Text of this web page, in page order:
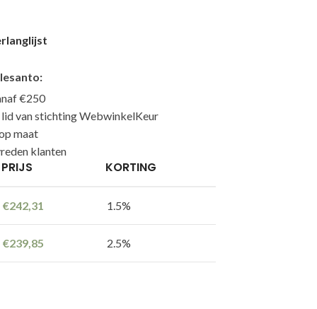
€250
van stichting WebwinkelKeur
maat
klanten
PRIJS KORTING
€242,31 1.5%
€239,85 2.5%